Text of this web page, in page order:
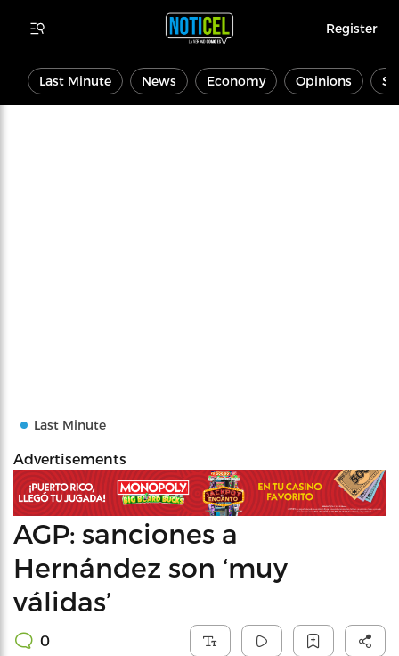
Register
Last Minute News Economy Opinions
Last Minute
Advertisements
AGP: sanciones a
Hernández son ‘muy
válidas’
0